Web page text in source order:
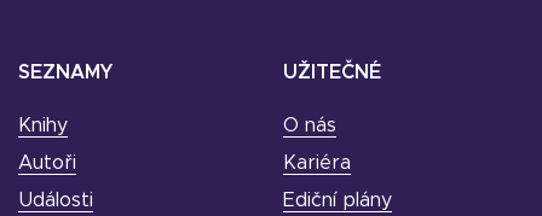
SEZNAMY
Knihy
Autoři
Události
UŽITEČNÉ
O nás
Kariéra
Ediční plány